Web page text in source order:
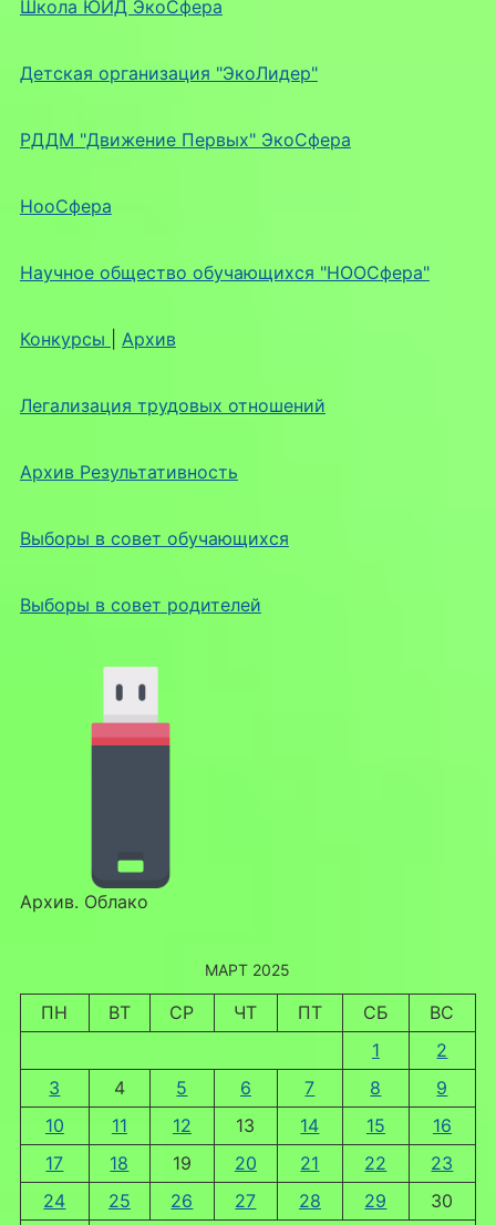
Школа ЮИД ЭкоСфера
Детская организация "ЭкоЛидер"
РДДМ "Движение Первых" ЭкоСфера
НооСфера
Научное общество обучающихся "НООСфера"
Конкурсы Архив
Легализация трудовых отношений
Архив Результативность
Выборы в совет обучающихся
Выборы в совет родителей
Архив. Облако
МАРТ 2025
ПН ВТ СР ЧТ ПТ СБ
ВС
1
2
3
4 5 6 7 8
9
10
11 12 13 14 15
16
17
18 19 20 21 22
23
24
25 26 27 28 29
30